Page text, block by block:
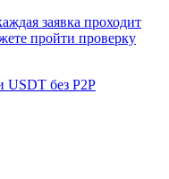
заявка проходит
пройти проверку
USDT без P2P